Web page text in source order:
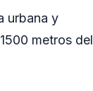
urbana y
metros del